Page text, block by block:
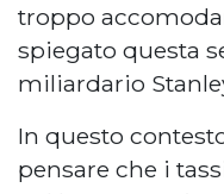
troppo
spiegato questa
miliardario
In questo
pensare che i